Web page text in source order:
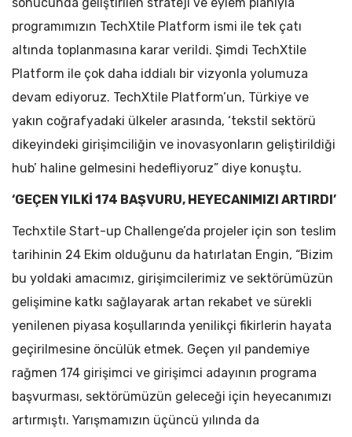
programımızın TechXtile Platform ismi ile tek çatı
altında toplanmasına karar verildi. Şimdi TechXtile
Platform ile çok daha iddialı bir vizyonla yolumuza
devam ediyoruz. TechXtile Platform’un, Türkiye ve
yakın coğrafyadaki ülkeler arasında, ‘tekstil sektörü
dikeyindeki girişimciliğin ve inovasyonların geliştirildiği
hub’ haline gelmesini hedefliyoruz” diye konuştu.
‘GEÇEN YILKİ 174 BAŞVURU, HEYECANIMIZI ARTIRDI’
Techxtile Start-up Challenge’da projeler için son teslim
tarihinin 24 Ekim olduğunu da hatırlatan Engin, “Bizim
bu yoldaki amacımız, girişimcilerimiz ve sektörümüzün
gelişimine katkı sağlayarak artan rekabet ve sürekli
yenilenen piyasa koşullarında yenilikçi fikirlerin hayata
geçirilmesine öncülük etmek. Geçen yıl pandemiye
rağmen 174 girişimci ve girişimci adayının programa
başvurması, sektörümüzün geleceği için heyecanımızı
artırmıştı. Yarışmamızın üçüncü yılında da